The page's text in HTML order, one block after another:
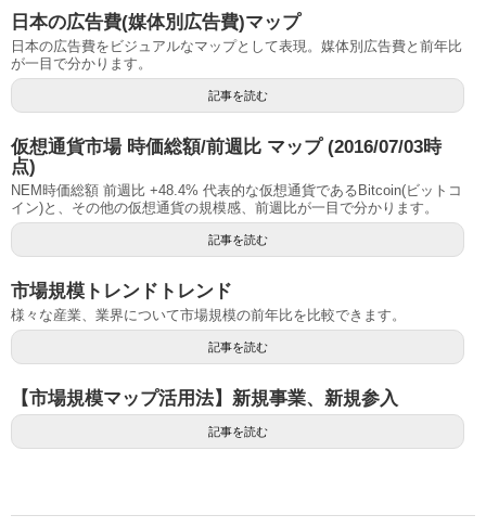
日本の広告費(媒体別広告費)マップ
日本の広告費をビジュアルなマップとして表現。媒体別広告費と前年比
が一目で分かります。
記事を読む
仮想通貨市場 時価総額/前週比 マップ (2016/07/03時
点)
NEM時価総額 前週比 +48.4% 代表的な仮想通貨であるBitcoin(ビットコ
イン)と、その他の仮想通貨の規模感、前週比が一目で分かります。
記事を読む
市場規模トレンドトレンド
様々な産業、業界について市場規模の前年比を比較できます。
記事を読む
【市場規模マップ活用法】新規事業、新規参入
記事を読む